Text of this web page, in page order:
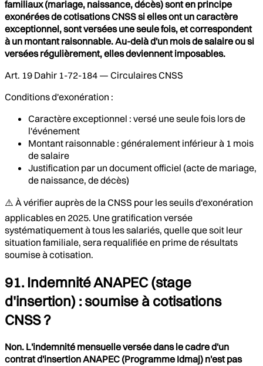
familiaux (mariage, naissance, décès) sont en principe
exonérées de cotisations CNSS si elles ont un caractère
exceptionnel, sont versées une seule fois, et correspondent
à un montant raisonnable. Au-delà d'un mois de salaire ou si
versées régulièrement, elles deviennent imposables.
Art. 19 Dahir 1-72-184 — Circulaires CNSS
Conditions d'exonération :
Caractère exceptionnel : versé une seule fois lors de
l'événement
Montant raisonnable : généralement inférieur à 1 mois
de salaire
Justification par un document officiel (acte de mariage,
de naissance, de décès)
⚠️ À vérifier auprès de la CNSS pour les seuils d'exonération
applicables en 2025. Une gratification versée
systématiquement à tous les salariés, quelle que soit leur
situation familiale, sera requalifiée en prime de résultats
soumise à cotisation.
91. Indemnité ANAPEC (stage
d'insertion) : soumise à cotisations
CNSS ?
Non. L'indemnité mensuelle versée dans le cadre d'un
contrat d'insertion ANAPEC (Programme Idmaj) n'est pas